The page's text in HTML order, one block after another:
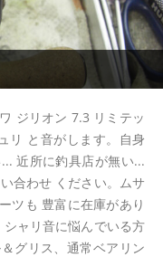
ジリオン 7.3 リミテッ
リ と音がします。自身
近所に釣具店が無い...
合わせ ください。ムサ
ツも 豊富に在庫があり
ャリ音に悩んでいる方
グリス、通常ベアリン